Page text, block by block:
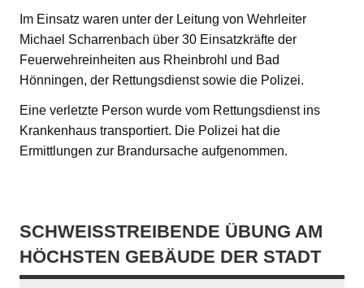
Im Einsatz waren unter der Leitung von Wehrleiter
Michael Scharrenbach über 30 Einsatzkräfte der
Feuerwehreinheiten aus Rheinbrohl und Bad
Hönningen, der Rettungsdienst sowie die Polizei.
Eine verletzte Person wurde vom Rettungsdienst ins
Krankenhaus transportiert. Die Polizei hat die
Ermittlungen zur Brandursache aufgenommen.
SCHWEISSTREIBENDE ÜBUNG AM H
ÖCHSTEN GEBÄUDE DER STADT